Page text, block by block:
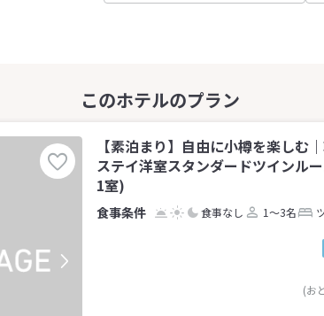
【素泊まり】自由に小樽を楽しむ
ステイ洋室スタンダードツインル
1室)
食事なし 1～3名
(お